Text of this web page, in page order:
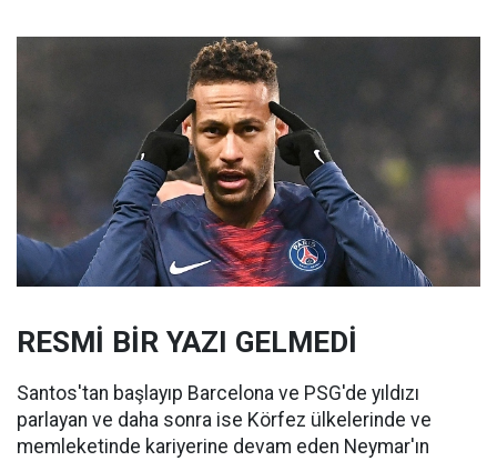
RESMİ BİR YAZI GELMEDİ
Santos'tan başlayıp Barcelona ve PSG'de yıldızı
parlayan ve daha sonra ise Körfez ülkelerinde ve
memleketinde kariyerine devam eden Neymar'ın